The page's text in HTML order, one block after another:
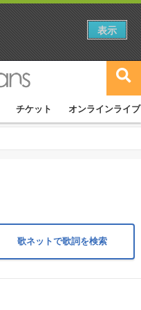
チケット オンラインライブ
歌ネットで歌詞を検索
表示